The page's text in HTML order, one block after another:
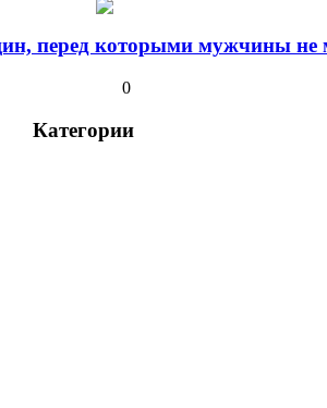
перед которыми мужчины не
0
Категории